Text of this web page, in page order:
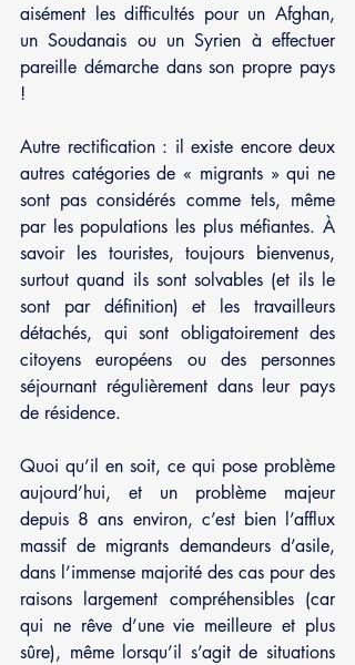
aisément les difficultés pour un Afghan,
un Soudanais ou un Syrien à effectuer
pareille démarche dans son propre pays
!
Autre rectification : il existe encore deux
autres catégories de « migrants » qui ne
sont pas considérés comme tels, même
par les populations les plus méfiantes. À
savoir les touristes, toujours bienvenus,
surtout quand ils sont solvables (et ils le
sont par définition) et les travailleurs
détachés, qui sont obligatoirement des
citoyens européens ou des personnes
séjournant régulièrement dans leur pays
de résidence.
Quoi qu’il en soit, ce qui pose problème
aujourd’hui, et un problème majeur
depuis 8 ans environ, c’est bien l’afflux
massif de migrants demandeurs d’asile,
dans l’immense majorité des cas pour des
raisons largement compréhensibles (car
qui ne rêve d’une vie meilleure et plus
sûre), même lorsqu’il s’agit de situations